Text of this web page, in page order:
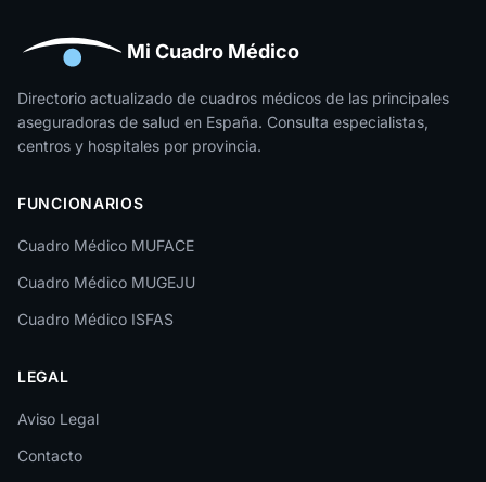
Huesca
Jaén
La Rioja
León
Lleida
Lugo
Málaga
Melilla
Murcia
Mi Cuadro Médico
Directorio actualizado de cuadros médicos de las principales
aseguradoras de salud en España. Consulta especialistas,
centros y hospitales por provincia.
FUNCIONARIOS
Cuadro Médico MUFACE
Cuadro Médico MUGEJU
Cuadro Médico ISFAS
LEGAL
Aviso Legal
Contacto